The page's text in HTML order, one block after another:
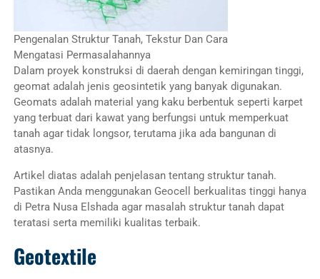
Pengenalan Struktur Tanah, Tekstur Dan Cara
Mengatasi Permasalahannya
Dalam proyek konstruksi di daerah dengan kemiringan tinggi,
geomat adalah jenis geosintetik yang banyak digunakan.
Geomats adalah material yang kaku berbentuk seperti karpet
yang terbuat dari kawat yang berfungsi untuk memperkuat
tanah agar tidak longsor, terutama jika ada bangunan di
atasnya.
Artikel diatas adalah penjelasan tentang struktur tanah.
Pastikan Anda menggunakan Geocell berkualitas tinggi hanya
di Petra Nusa Elshada agar masalah struktur tanah dapat
teratasi serta memiliki kualitas terbaik.
Geotextile